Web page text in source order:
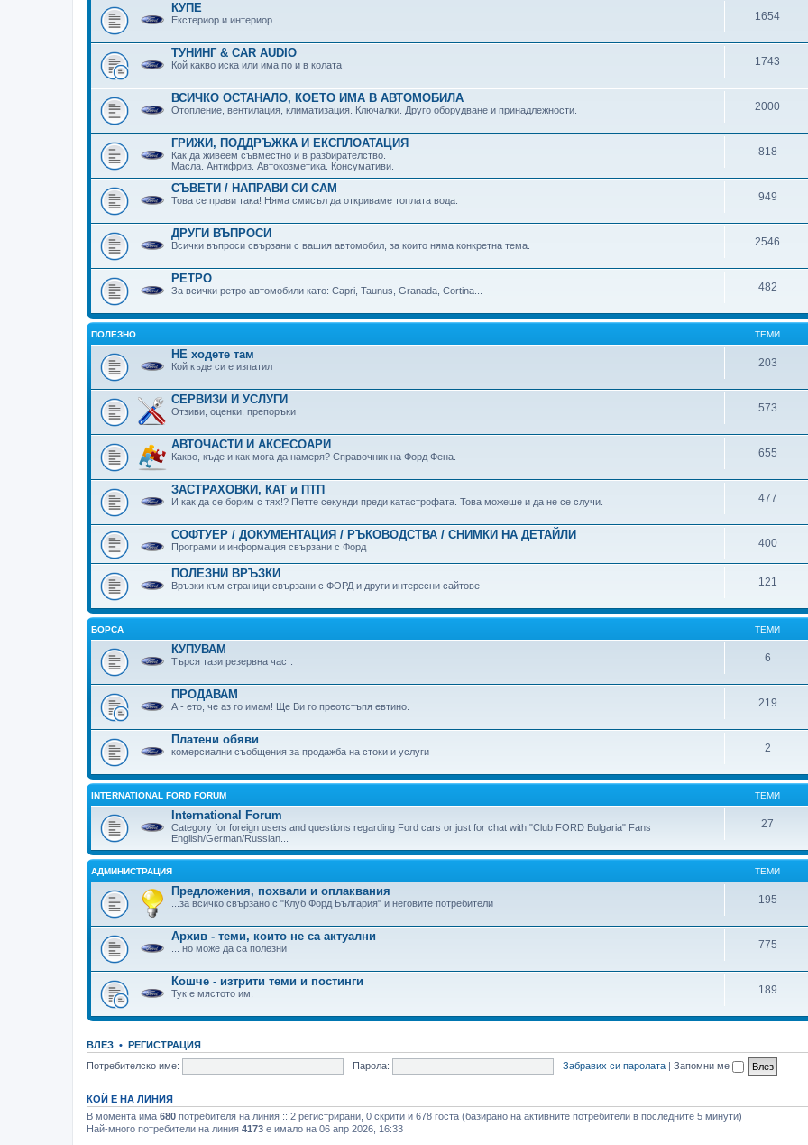
КУПЕ
Екстериор и интериор. 1654
ТУНИНГ & CAR AUDIO
Кой какво иска или има по и в колата 1743
ВСИЧКО ОСТАНАЛО, КОЕТО ИМА В АВТОМОБИЛА
Отопление, вентилация, климатизация. Ключалки. Друго оборудване и принадлежности. 2000
ГРИЖИ, ПОДДРЪЖКА И ЕКСПЛОАТАЦИЯ
Как да живеем съвместно и в разбирателство.
Масла. Антифриз. Автокозметика. Консумативи.
818
СЪВЕТИ / НАПРАВИ СИ САМ
Това се прави така! Няма смисъл да откриваме топлата вода. 949
ДРУГИ ВЪПРОСИ
Всички въпроси свързани с вашия автомобил, за които няма конкретна тема. 2546
РЕТРО
За всички ретро автомобили като: Capri, Taunus, Granada, Cortina... 482
ПОЛЕЗНО ТЕМИ
НЕ ходете там
Кой къде си е изпатил 203
СЕРВИЗИ И УСЛУГИ
Отзиви, оценки, препоръки 573
АВТОЧАСТИ И АКСЕСОАРИ
Какво, къде и как мога да намеря? Справочник на Форд Фена. 655
ЗАСТРАХОВКИ, КАТ и ПТП
И как да се борим с тях!? Петте секунди преди катастрофата. Това можеше и да не се случи. 477
СОФТУЕР / ДОКУМЕНТАЦИЯ / РЪКОВОДСТВА / СНИМКИ НА ДЕТАЙЛИ
Програми и информация свързани с Форд 400
ПОЛЕЗНИ ВРЪЗКИ
Връзки към страници свързани с ФОРД и други интересни сайтове 121
БОРСА ТЕМИ
КУПУВАМ
Търся тази резервна част. 6
ПРОДАВАМ
А - ето, че аз го имам! Ще Ви го преотстъпя евтино. 219
Платени обяви
комерсиални съобщения за продажба на стоки и услуги 2
INTERNATIONAL FORD FORUM ТЕМИ
International Forum
Category for foreign users and questions regarding Ford cars or just for chat with "Club FORD Bulgaria" Fans
English/German/Russian...
27
АДМИНИСТРАЦИЯ ТЕМИ
Предложения, похвали и оплаквания
...за всичко свързано с "Клуб Форд България" и неговите потребители 195
Архив - теми, които не са актуални
... но може да са полезни 775
Кошче - изтрити теми и постинги
Тук е мястото им. 189
ВЛЕЗ • РЕГИСТРАЦИЯ
Потребителско име:
Парола: Забравих си паролата | Запомни ме
КОЙ Е НА ЛИНИЯ
В момента има 680 потребителя на линия :: 2 регистрирани, 0 скрити и 678 госта (базирано на активните потребители в последните 5 минути)
Най-много потребители на линия 4173 е имало на 06 апр 2026, 16:33